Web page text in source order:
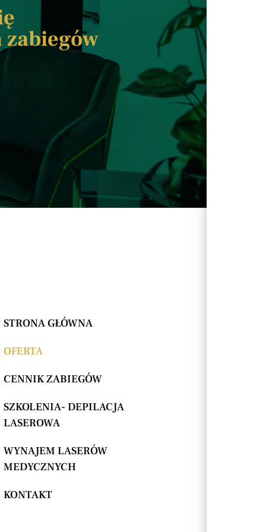
zabiegów
STRONA GŁÓWNA
OFERTA
CENNIK ZABIEGÓW
SZKOLENIA- DEPILACJA
LASEROWA
WYNAJEM LASERÓW
MEDYCZNYCH
KONTAKT